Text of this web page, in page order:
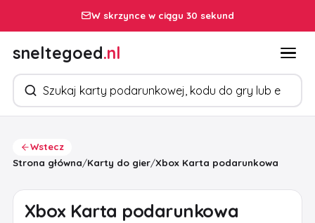
W skrzynce w ciągu 30 sekund
sneltegoed.nl
Szukaj produktów
Wstecz
Strona główna/Karty do gier/Xbox Karta podarunkowa
Xbox Karta podarunkowa